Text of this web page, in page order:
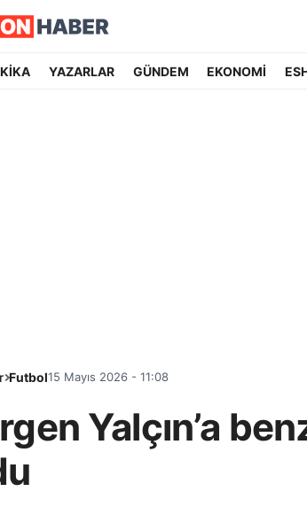
YAZARLAR GÜNDEM EKONOMİ
Futbol15 Mayıs 2026 - 11:08
Yalçın’a